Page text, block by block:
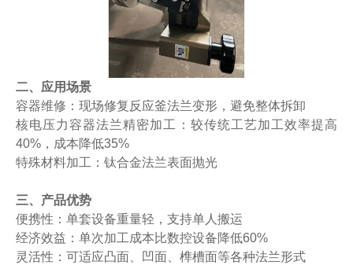
二、应用场景
容器维修：现场修复反应釜法兰变形，避免整体拆卸
核电压力容器法兰精密加工：较传统工艺加工效率提高
40%，成本降低35%
特殊材料加工：钛合金法兰表面抛光
三、产品优势
便携性：单套设备重量轻，支持单人搬运
经济效益：单次加工成本比数控设备降低60%
灵活性：可适应凸面、凹面、榫槽面等各种法兰形式